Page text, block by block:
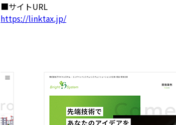
■サイトURL
https://linktax.jp/